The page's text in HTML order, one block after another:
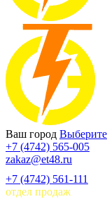
Ваш город
+7 (4742) 565-005
zakaz@et48.ru
+7 (4742) 561-111
отдел продаж